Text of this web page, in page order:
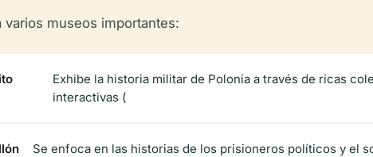
varios museos importantes:
Exhibe la historia militar de Polonia a través de ricas
interactivas (
Se enfoca en las historias de los prisioneros políticos y el